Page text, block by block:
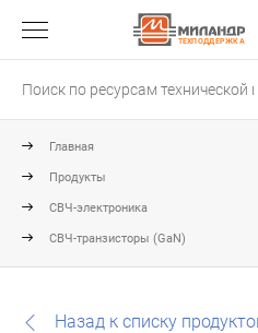
ТЕХПОДДЕРЖКА
Главная
Продукты
СВЧ-электроника
СВЧ-транзисторы (GaN)
Назад к списку